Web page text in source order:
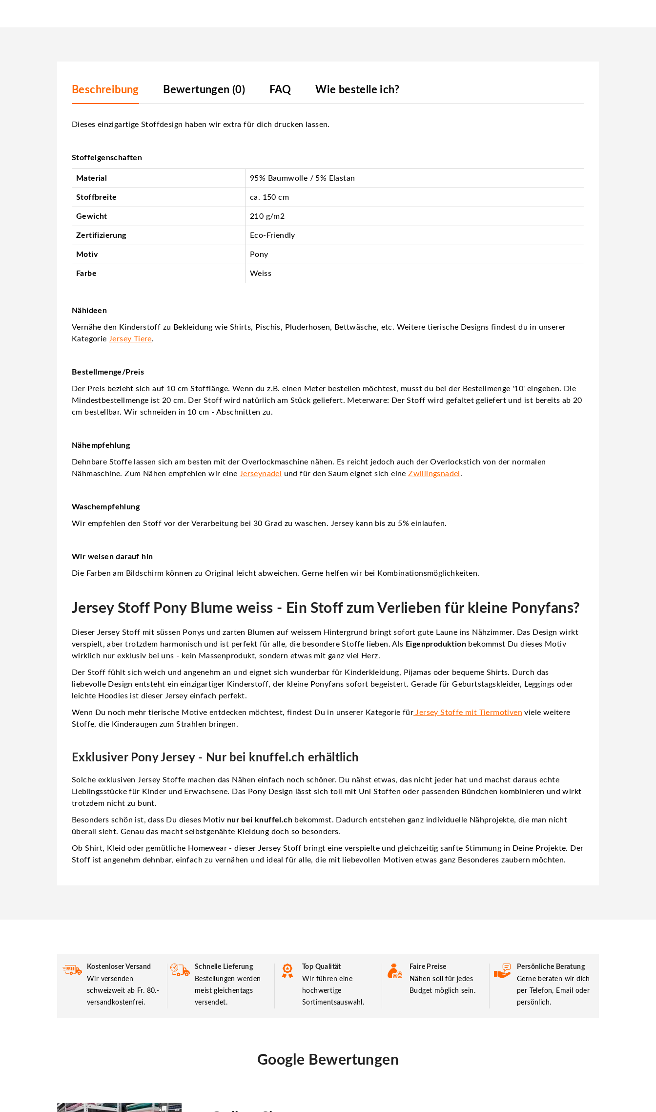
Beschreibung Bewertungen (0) FAQ Wie bestelle ich?
Dieses einzigartige Stoffdesign haben wir extra für dich drucken lassen.
Stoffeigenschaften
Material 95% Baumwolle / 5% Elastan
Stoffbreite ca. 150 cm
Gewicht 210 g/m2
Zertifizierung Eco-Friendly
Motiv Pony
Farbe Weiss
Nähideen
Vernähe den Kinderstoff zu Bekleidung wie Shirts, Pischis, Pluderhosen, Bettwäsche, etc. Weitere tierische Designs findest du in unserer
Kategorie Jersey Tiere.
Bestellmenge/Preis
Der Preis bezieht sich auf 10 cm Stofflänge. Wenn du z.B. einen Meter bestellen möchtest, musst du bei der Bestellmenge '10' eingeben. Die
Mindestbestellmenge ist 20 cm. Der Stoff wird natürlich am Stück geliefert. Meterware: Der Stoff wird gefaltet geliefert und ist bereits ab 20
cm bestellbar. Wir schneiden in 10 cm - Abschnitten zu.
Nähempfehlung
Dehnbare Stoffe lassen sich am besten mit der Overlockmaschine nähen. Es reicht jedoch auch der Overlockstich von der normalen
Nähmaschine. Zum Nähen empfehlen wir eine Jerseynadel und für den Saum eignet sich eineZwillingsnadel .
Waschempfehlung
Wir empfehlen den Stoff vor der Verarbeitung bei 30 Grad zu waschen. Jersey kann bis zu 5% einlaufen.
Wir weisen darauf hin
Die Farben am Bildschirm können zu Original leicht abweichen. Gerne helfen wir bei Kombinationsmöglichkeiten.
Jersey Stoff Pony Blume weiss - Ein Stoff zum Verlieben für kleine Ponyfans?
Dieser Jersey Stoff mit süssen Ponys und zarten Blumen auf weissem Hintergrund bringt sofort gute Laune ins Nähzimmer. Das Design wirkt
verspielt, aber trotzdem harmonisch und ist perfekt für alle, die besondere Stoffe lieben. Als Eigenproduktion bekommst Du dieses Motiv
wirklich nur exklusiv bei uns - kein Massenprodukt, sondern etwas mit ganz viel Herz.
Der Stoff fühlt sich weich und angenehm an und eignet sich wunderbar für Kinderkleidung, Pijamas oder bequeme Shirts. Durch das
liebevolle Design entsteht eineinzigartiger Kinderstoff, der kleine Ponyfans sofort begeistert. Gerade für Geburtstagskleider, Leggings oder
leichte Hoodies ist dieser Jersey einfach perfekt.
Wenn Du noch mehr tierische Motive entdecken möchtest, findest Du in unserer Kategorie für Jersey Stoffe mit Tiermotiven viele weitere
Stoffe, die Kinderaugen zum Strahlen bringen.
Exklusiver Pony Jersey - Nur bei knuffel.ch erhältlich
Solche exklusiven Jersey Stoffe machen das Nähen einfach noch schöner. Du nähst etwas, das nicht jeder hat und machst daraus echte
Lieblingsstücke für Kinder und Erwachsene. Das Pony Design lässt sich toll mit Uni Stoffen oder passenden Bündchen kombinieren und wirkt
trotzdem nicht zu bunt.
Besonders schön ist, dass Du dieses Motiv nur bei knuffel.ch bekommst. Dadurch entstehen ganz individuelle Nähprojekte, die man nicht
überall sieht. Genau das macht selbstgenähte Kleidung doch so besonders.
Ob Shirt, Kleid oder gemütliche Homewear - dieser Jersey Stoff bringt eine verspielte und gleichzeitig sanfte Stimmung in Deine Projekte. Der
Stoff ist angenehm dehnbar, einfach zu vernähen und ideal für alle, die mit liebevollen Motiven etwas ganz Besonderes zaubern möchten.
Kostenloser Versand
Wir versenden
schweizweit ab Fr. 80.-
versandkostenfrei.
Schnelle Lieferung
Bestellungen werden
meist gleichentags
versendet.
Top Qualität
Wir führen eine
hochwertige
Sortimentsauswahl.
Faire Preise
Nähen soll für jedes
Budget möglich sein.
Persönliche Beratung
Gerne beraten wir dich
per Telefon, Email oder
persönlich.
Google Bewertungen